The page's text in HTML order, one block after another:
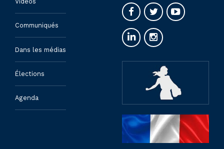
Communiqués
Dans les médias
Élections
Agenda